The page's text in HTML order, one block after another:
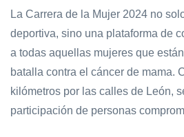
La Carrera de la Mujer 2024 no
deportiva, sino una plataforma de
a todas aquellas mujeres que
batalla contra el cáncer de mama.
kilómetros por las calles de León,
participación de personas